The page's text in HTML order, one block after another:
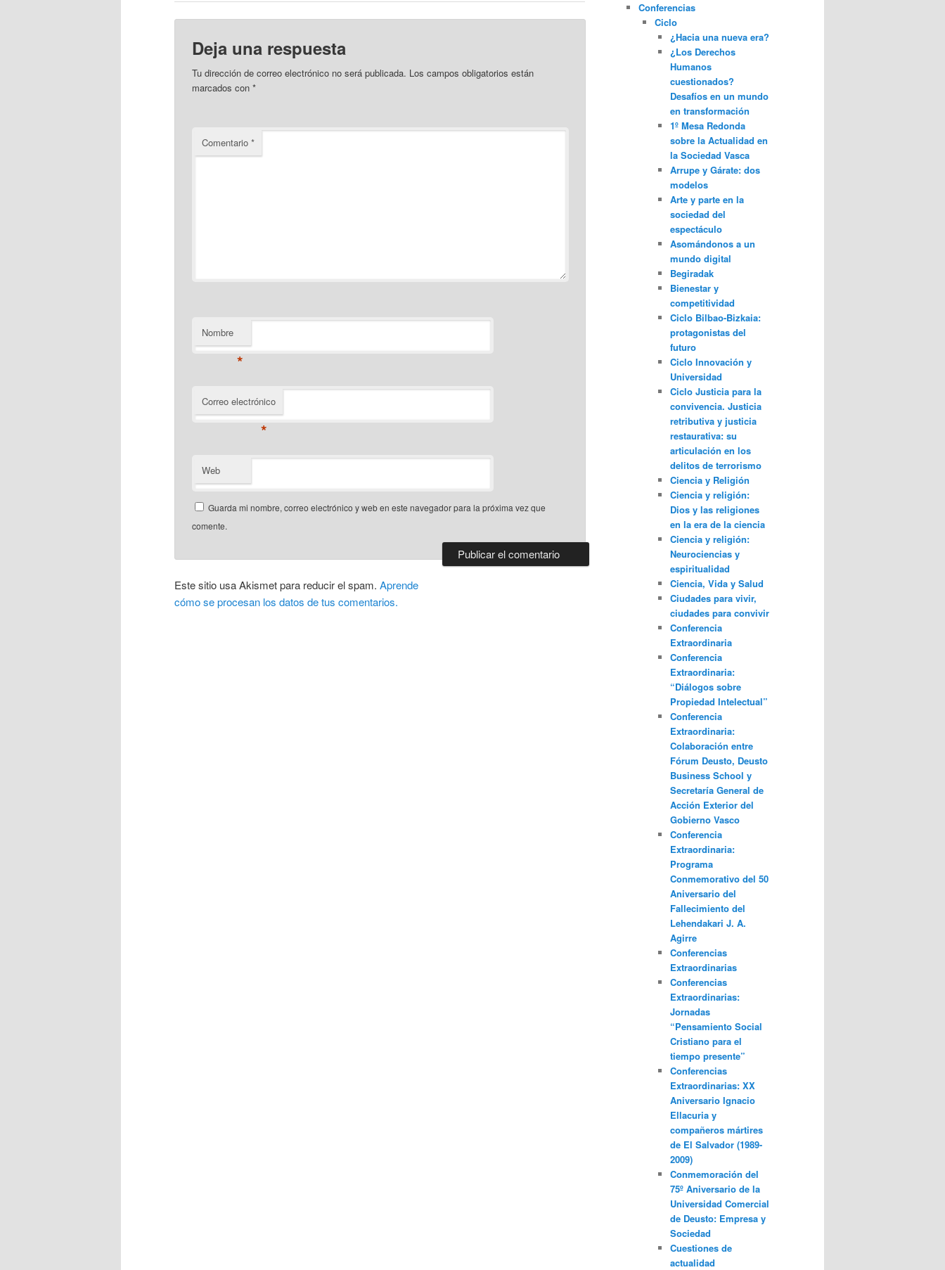
Deja una respuesta
Tu dirección de correo electrónico no será publicada. Los campos obligatorios están
marcados con*
Comentario*
Nombre
*
Correo electrónico
*
Web
Guarda mi nombre, correo electrónico y web en este navegador para la próxima vez que
comente.
Este sitio usa Akismet para reducir el spam. Aprende
cómo se procesan los datos de tus comentarios.
Conferencias
Ciclo
¿Hacia una nueva era?
¿Los Derechos
Humanos
cuestionados?
Desafíos en un mundo
en transformación
1º Mesa Redonda
sobre la Actualidad en
la Sociedad Vasca
Arrupe y Gárate: dos
modelos
Arte y parte en la
sociedad del
espectáculo
Asomándonos a un
mundo digital
Begiradak
Bienestar y
competitividad
Ciclo Bilbao-Bizkaia:
protagonistas del
futuro
Ciclo Innovación y
Universidad
Ciclo Justicia para la
convivencia. Justicia
retributiva y justicia
restaurativa: su
articulación en los
delitos de terrorismo
Ciencia y Religión
Ciencia y religión:
Dios y las religiones
en la era de la ciencia
Ciencia y religión:
Neurociencias y
espiritualidad
Ciencia, Vida y Salud
Ciudades para vivir,
ciudades para convivir
Conferencia
Extraordinaria
Conferencia
Extraordinaria:
“Diálogos sobre
Propiedad Intelectual”
Conferencia
Extraordinaria:
Colaboración entre
Fórum Deusto, Deusto
Business School y
Secretaría General de
Acción Exterior del
Gobierno Vasco
Conferencia
Extraordinaria:
Programa
Conmemorativo del 50
Aniversario del
Fallecimiento del
Lehendakari J. A.
Agirre
Conferencias
Extraordinarias
Conferencias
Extraordinarias:
Jornadas
“Pensamiento Social
Cristiano para el
tiempo presente”
Conferencias
Extraordinarias: XX
Aniversario Ignacio
Ellacuria y
compañeros mártires
de El Salvador (1989-
2009)
Conmemoración del
75º Aniversario de la
Universidad Comercial
de Deusto: Empresa y
Sociedad
Cuestiones de
actualidad